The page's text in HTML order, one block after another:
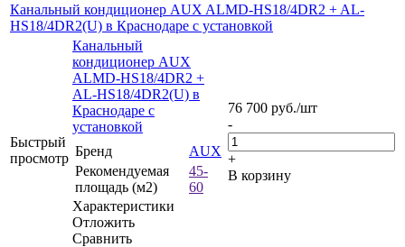
Канальный кондиционер AUX ALMD-HS18/4DR2 + AL-
HS18/4DR2(U) в Краснодаре с установкой
Быстрый
просмотр
Канальный
кондиционер AUX
ALMD-HS18/4DR2 +
AL-HS18/4DR2(U) в
Краснодаре с
установкой
Бренд
AUX
Рекомендуемая
площадь (м2)
45-
60
Характеристики
Отложить
Сравнить
76 700 руб./шт
-
+
В корзину